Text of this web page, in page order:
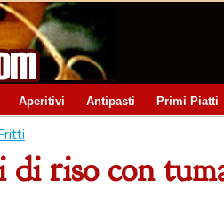
Aperitivi Antipasti Primi Piatti
riso con